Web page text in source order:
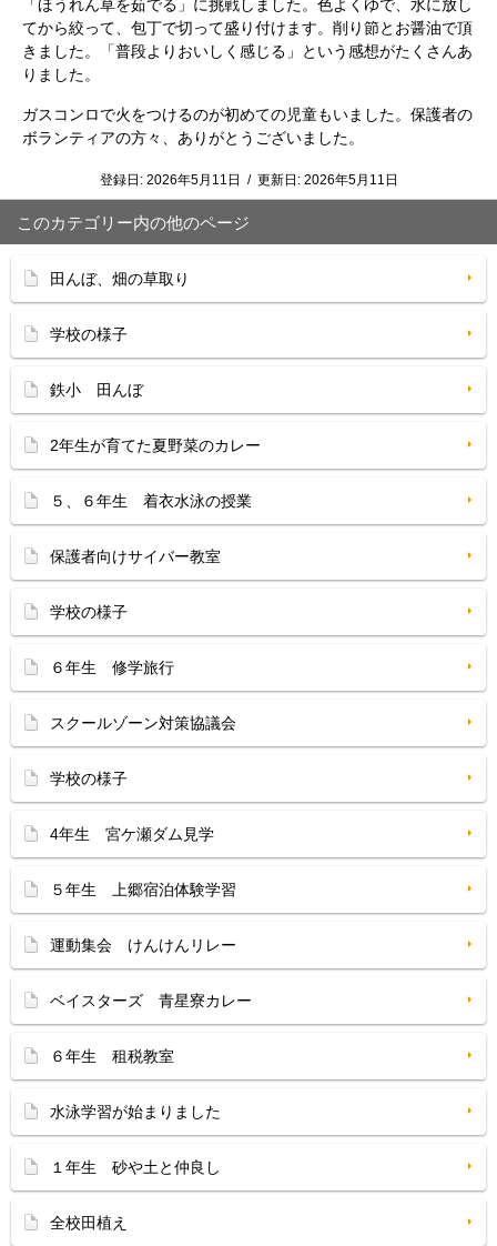
「ほうれん草を茹でる」に挑戦しました。色よくゆで、水に放し
てから絞って、包丁で切って盛り付けます。削り節とお醤油で頂
きました。「普段よりおいしく感じる」という感想がたくさんあ
りました。
ガスコンロで火をつけるのが初めての児童もいました。保護者の
ボランティアの方々、ありがとうございました。
登録日: 2026年5月11日 / 更新日: 2026年5月11日
このカテゴリー内の他のページ
田んぼ、畑の草取り
学校の様子
鉄小 田んぼ
2年生が育てた夏野菜のカレー
５、６年生 着衣水泳の授業
保護者向けサイバー教室
学校の様子
６年生 修学旅行
スクールゾーン対策協議会
学校の様子
4年生 宮ケ瀬ダム見学
５年生 上郷宿泊体験学習
運動集会 けんけんリレー
ベイスターズ 青星寮カレー
６年生 租税教室
水泳学習が始まりました
１年生 砂や土と仲良し
全校田植え